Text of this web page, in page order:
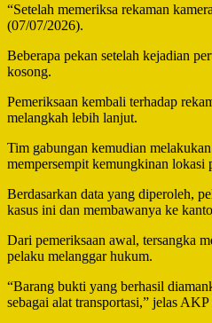
“Setelah memeriksa rekaman
(07/07/2026).
Beberapa pekan setelah kejadian
kosong.
Pemeriksaan kembali terhadap
melangkah lebih lanjut.
Tim gabungan kemudian
mempersempit kemungkinan lokasi
Berdasarkan data yang diperoleh,
kasus ini dan membawanya ke
Dari pemeriksaan awal, tersangka
pelaku melanggar hukum.
“Barang bukti yang berhasil
sebagai alat transportasi,” jelas AKP